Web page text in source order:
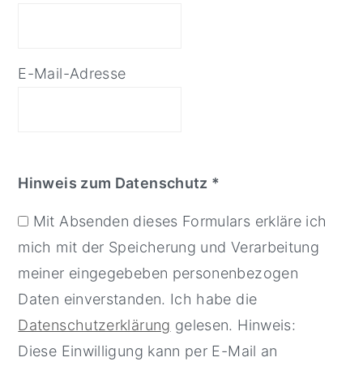
E-Mail-Adresse
Hinweis zum Datenschutz *
Mit Absenden dieses Formulars erkläre ich
mich mit der Speicherung und Verarbeitung
meiner eingegebeben personenbezogen
Daten einverstanden. Ich habe die
Datenschutzerklärung gelesen. Hinweis:
Diese Einwilligung kann per E-Mail an